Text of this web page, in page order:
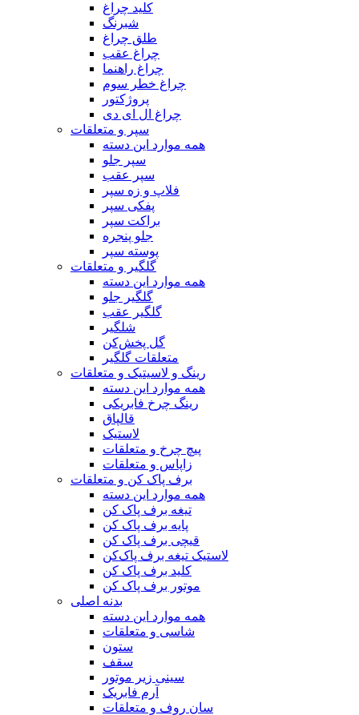
کلید چراغ
شبرنگ
طلق چراغ
چراغ عقب
چراغ راهنما
چراغ خطر سوم
پروژکتور
چراغ ال ای دی
سپر و متعلقات
همه موارد این دسته
سپر جلو
سپر عقب
فلاپ و زه سپر
پفکی سپر
براکت سپر
جلو پنجره
پوسته سپر
گلگیر و متعلقات
همه موارد این دسته
گلگیر جلو
گلگیر عقب
شلگیر
گل پخش‌کن
متعلقات گلگیر
رینگ و لاسیتیک و متعلقات
همه موارد این دسته
رینگ چرخ فابریکی
قالپاق
لاستیک
پیچ چرخ و متعلقات
زاپاس و متعلقات
برف پاک کن و متعلقات
همه موارد این دسته
تیغه برف پاک کن
پایه برف پاک کن
قیچی برف پاک کن
لاستیک تیغه برف پاک‌کن
کلید برف پاک کن
موتور برف پاک کن
بدنه اصلی
همه موارد این دسته
شاسی و متعلقات
ستون
سقف
سینی زیر موتور
آرم فابریک
سان روف و متعلقات